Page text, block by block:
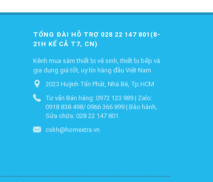
TỔNG ĐÀI HỖ TRỢ 028 22 147 801(8-
21H KỂ CẢ T7, CN)
Kênh mua sắm thiết bị vệ sinh, thiết bị bếp và
gia dụng giá tốt, uy tín hàng đầu Việt Nam
2023 Huỳnh Tấn Phát, Nhà Bè, Tp.HCM
Tư vấn Bán hàng: 0972 123 989 | Zalo:
0918 838 498/ 0966 366 899 | Bảo hành,
Sửa chữa: 028 22 147 801
cskh@homextra.vn